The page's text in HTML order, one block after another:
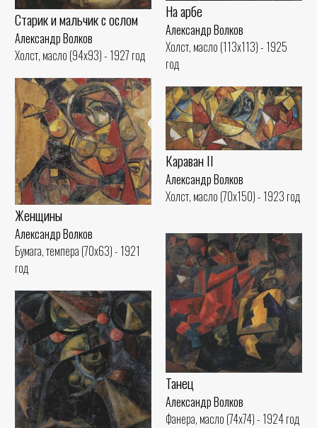
На арбе
Александр Волков
Холст, масло (113x113) - 1925
год
Старик и мальчик с ослом
Александр Волков
Холст, масло (94x93) - 1927 год
Женщины
Александр Волков
Бумага, темпера (70x63) - 1921
год
Караван II
Александр Волков
Холст, масло (70x150) - 1923 год
Танец
Александр Волков
Фанера, масло (74x74) - 1924 год